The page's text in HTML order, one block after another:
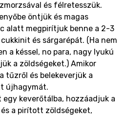
és félretesszük.
öntjük és magas
alatt megpirítjuk benne a 2-3
és sárgarépát. (Ha nem
a késsel, no para, nagy lyukú
a zöldségeket.) Amikor
tűzről és belekeverjük a
újhagymát.
keverőtálba, hozzáadjuk a
a pirított zöldségeket,